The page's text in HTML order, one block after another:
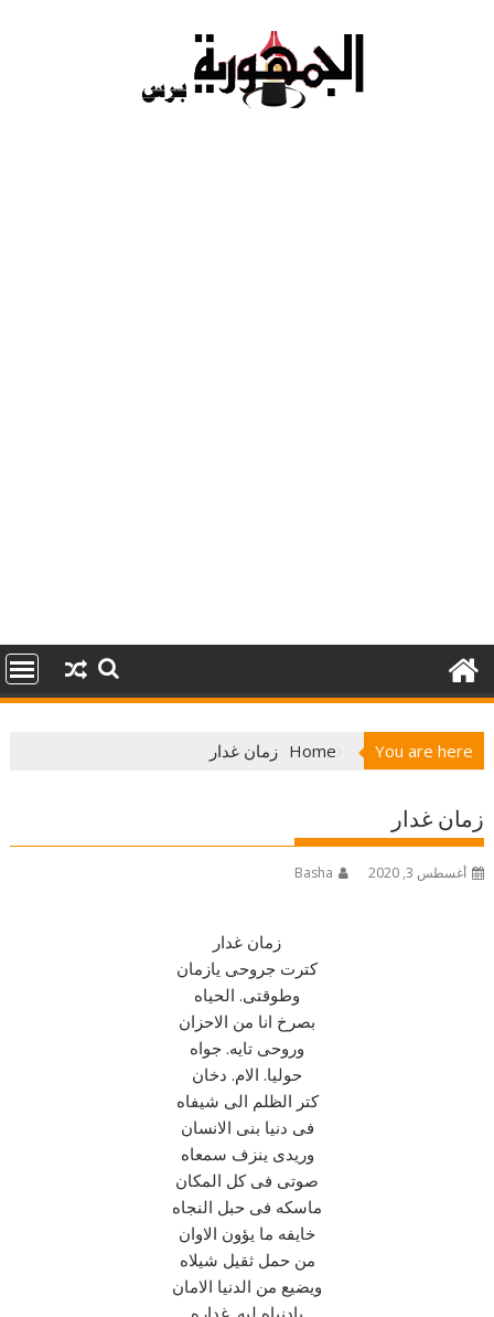
You are here
Home زمان غدار
زمان غدار
أغسطس 3, 2020 Basha
زمان غدار
كترت جروحى يازمان
وطوقتى. الحياه
بصرخ انا من الاحزان
وروحى تايه. جواه
حوليا. الام. دخان
كتر الظلم الى شيفاه
فى دنيا بنى الانسان
وريدى ينزف سمعاه
صوتى فى كل المكان
ماسكه فى حبل النجاه
خايفه ما يؤون الاوان
من حمل ثقيل شيلاه
ويضيع من الدنيا الامان
يادنياه ليه. غداره